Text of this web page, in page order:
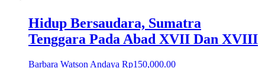
Hidup Bersaudara, Sumatra
Tenggara Pada Abad XVII Dan XVIII
Barbara Watson Andaya Rp150,000.00